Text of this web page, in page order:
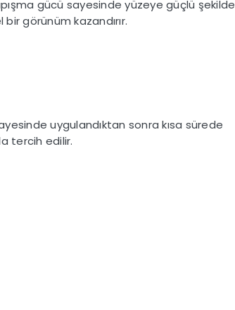
gücü sayesinde yüzeye güçlü şekilde
görünüm kazandırır.
uygulandıktan sonra kısa sürede
tercih edilir.